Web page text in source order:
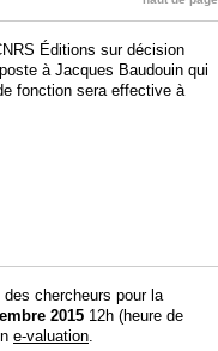
Éditions sur décision
à Jacques Baudouin qui
fonction sera effective à
des chercheurs pour la
2015 12h (heure de
e-valuation.